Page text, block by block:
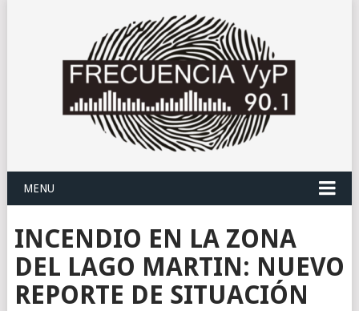
MENU
INCENDIO EN LA ZONA
DEL LAGO MARTIN: NUEVO
REPORTE DE SITUACIÓN